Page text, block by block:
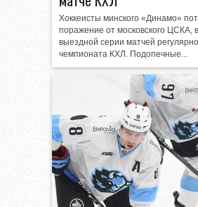
Хоккеисты минского «Динамо»
поражение от московского ЦСКА,
выездной серии матчей
чемпионата КХЛ. Подопечные...